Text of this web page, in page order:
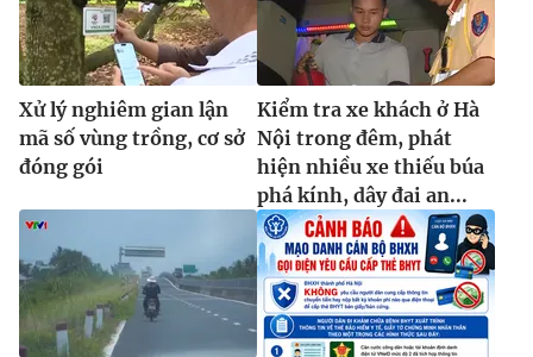
Xử lý nghiêm gian lận
mã số vùng trồng, cơ sở
đóng gói
Kiểm tra xe khách ở Hà
Nội trong đêm, phát
hiện nhiều xe thiếu búa
phá kính, dây đai an...